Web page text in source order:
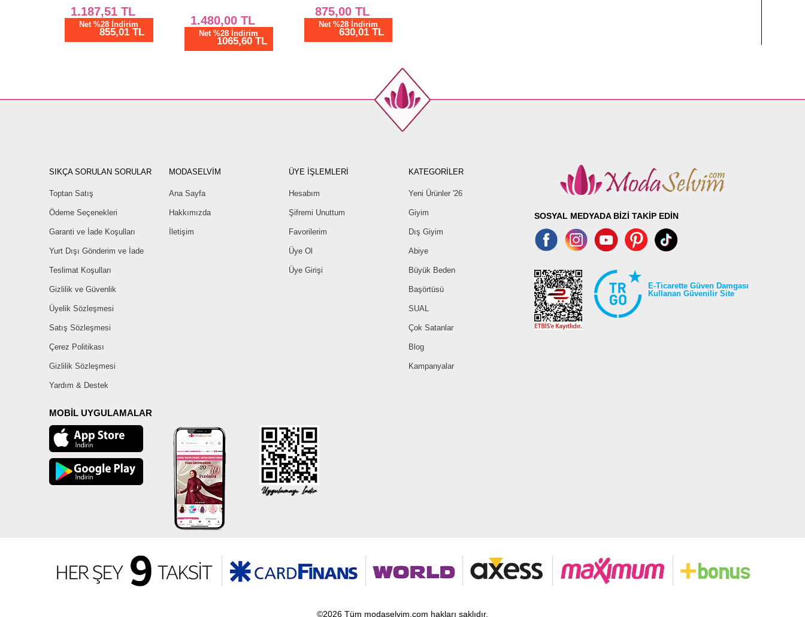
1.187,51TL
Net %28 İndirim
855,01 TL
1.480,00TL
Net %28 İndirim
1065,60 TL
875,00 TL
Net %28 İndirim
630,01 TL
SIKÇA SORULAN SORULAR
Toptan Satış
Ödeme Seçenekleri
Garanti ve İade Koşulları
Yurt Dışı Gönderim ve İade
Teslimat Koşulları
Gizlilik ve Güvenlik
Üyelik Sözleşmesi
Satış Sözleşmesi
Çerez Politikası
Gizlilik Sözleşmesi
Yardım & Destek
MODASELVİM
Ana Sayfa
Hakkımızda
İletişim
ÜYE İŞLEMLERİ
Hesabım
Şifremi Unuttum
Favorilerim
Üye Ol
Üye Girişi
KATEGORİLER
Yeni Ürünler '26
Giyim
Dış Giyim
Abiye
Büyük Beden
Başörtüsü
SUAL
Çok Satanlar
Blog
Kampanyalar
MOBİL UYGULAMALAR
SOSYAL MEDYADA BİZİ TAKİP EDİN
E-Ticarette Güven Damgası
Kullanan Güvenilir Site
©2026 Tüm modaselvim.com hakları saklıdır.